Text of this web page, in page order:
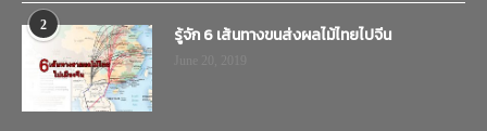
2 รู้จัก 6 เส้นทางขนส่งผลไม้ไทยไปจีน